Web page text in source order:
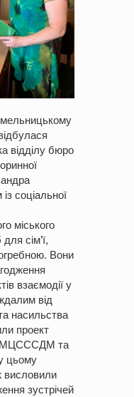
відділу бюро
соціальної
міського
сім’ї,
Вони
взаємодії у
від
насильства
проект
МЦСССДМ та
цьому
висловили
зустрічей